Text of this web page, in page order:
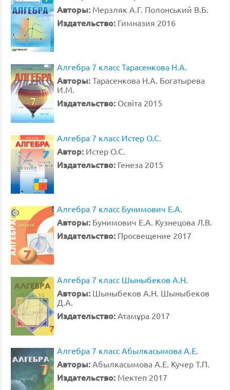
Авторы: Мерзляк А.Г. Полонський В.Б.
Издательство: Гимназия 2016
Алгебра 7 класс Тарасенкова Н.А.
Авторы: Тарасенкова Н.А. Богатырева
И.М.
Издательство: Освiта 2015
Алгебра 7 класс Истер О.С.
Автор: Истер О.С.
Издательство: Генеза 2015
Алгебра 7 класс Бунимович Е.А.
Авторы: Бунимович Е.А. Кузнецова Л.В.
Издательство: Просвещение 2017
Алгебра 7 класс Шыныбеков А.Н.
Авторы: Шыныбеков А.Н. Шыныбеков
Д.А.
Издательство: Атамұра 2017
Алгебра 7 класс Абылкасымова А.Е.
Авторы: Абылкасымова А.Е. Кучер Т.П.
Издательство: Мектеп 2017